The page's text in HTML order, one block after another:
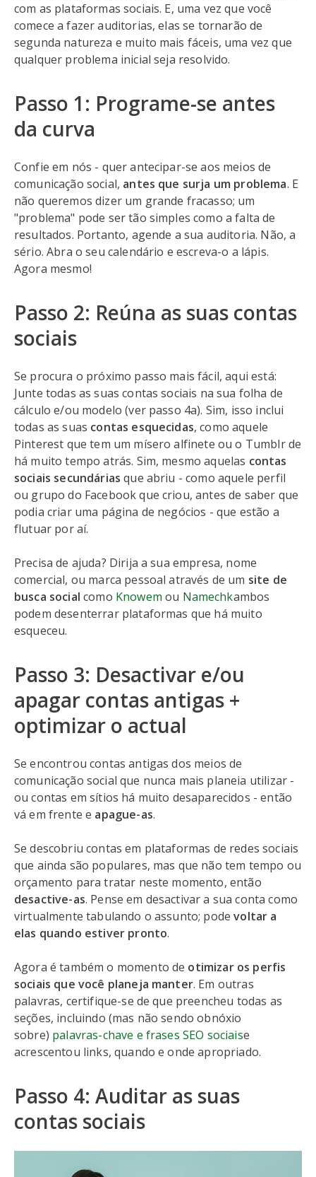
com as plataformas sociais. E, uma vez que você
comece a fazer auditorias, elas se tornarão de
segunda natureza e muito mais fáceis, uma vez que
qualquer problema inicial seja resolvido.
Passo 1: Programe-se antes
da curva
Confie em nós - quer antecipar-se aos meios de
comunicação social, antes que surja um problema. E
não queremos dizer um grande fracasso; um
"problema" pode ser tão simples como a falta de
resultados. Portanto, agende a sua auditoria. Não, a
sério. Abra o seu calendário e escreva-o a lápis.
Agora mesmo!
Passo 2: Reúna as suas contas
sociais
Se procura o próximo passo mais fácil, aqui está:
Junte todas as suas contas sociais na sua folha de
cálculo e/ou modelo (ver passo 4a). Sim, isso inclui
todas as suas contas esquecidas, como aquele
Pinterest que tem um mísero alfinete ou o Tumblr de
há muito tempo atrás. Sim, mesmo aquelas contas
sociais secundáriasque abriu - como aquele perfil
ou grupo do Facebook que criou, antes de saber que
podia criar uma página de negócios - que estão a
flutuar por aí.
Precisa de ajuda? Dirija a sua empresa, nome
comercial, ou marca pessoal através de um site de
busca social como Knowem ou Namechkambos
podem desenterrar plataformas que há muito
esqueceu.
Passo 3: Desactivar e/ou
apagar contas antigas +
optimizar o actual
Se encontrou contas antigas dos meios de
comunicação social que nunca mais planeia utilizar -
ou contas em sítios há muito desaparecidos - então
vá em frente e apague-as.
Se descobriu contas em plataformas de redes sociais
que ainda são populares, mas que não tem tempo ou
orçamento para tratar neste momento, então
desactive-as. Pense em desactivar a sua conta como
virtualmente tabulando o assunto; podevoltar a
elas quando estiver pronto.
Agora é também o momento de otimizar os perfis
sociais que você planeja manter. Em outras
palavras, certifique-se de que preencheu todas as
seções, incluindo (mas não sendo obnóxio
sobre) palavras-chave e frases SEO sociaise
acrescentou links, quando e onde apropriado.
Passo 4: Auditar as suas
contas sociais